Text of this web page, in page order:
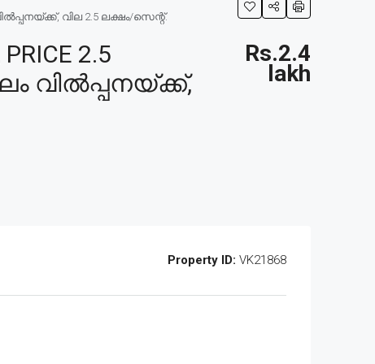
വിൽപ്പനയ്ക്ക്, വില 2.5 ലക്ഷം/സെന്റ്.
2.5
വിൽപ്പനയ്ക്ക്,
Rs.2.4
lakh
Property ID: VK21868